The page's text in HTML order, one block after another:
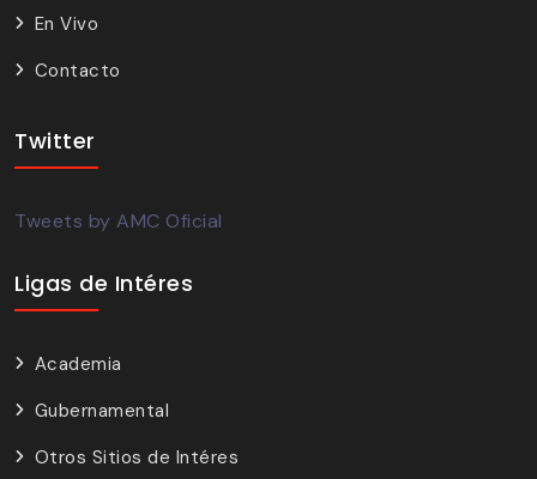
En Vivo
Contacto
Twitter
Tweets by AMC Oficial
Ligas de Intéres
Academia
Gubernamental
Otros Sitios de Intéres